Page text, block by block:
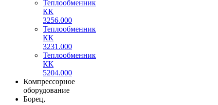
Теплообменник
КК
3256.000
Теплообменник
КК
3231.000
Теплообменник
КК
5204.000
Компрессорное
оборудование
Борец,